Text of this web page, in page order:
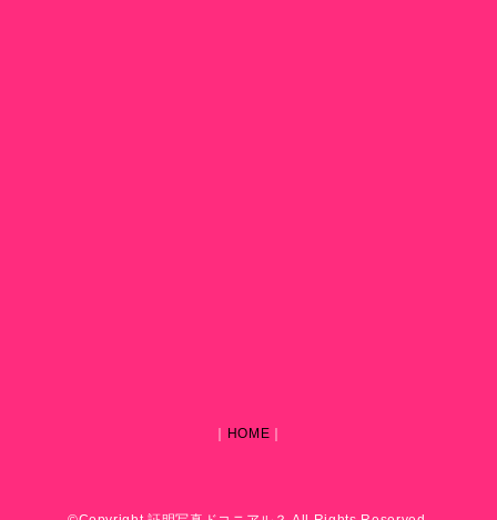
HOME